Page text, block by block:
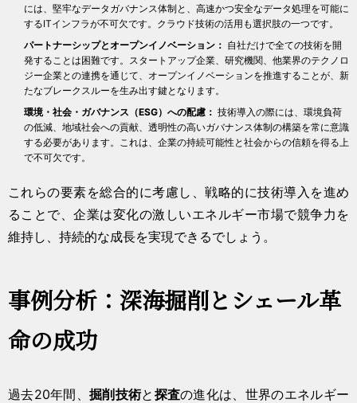
には、堅牢なデータガバナンス体制と、高速かつ安全なデータ処理を可能に
するITインフラが不可欠です。クラウド技術の活用も選択肢の一つです。
パートナーシップとオープンイノベーション： 自社だけで全ての技術を開
発することは困難です。スタートアップ企業、研究機関、他業界のテクノロ
ジー企業との連携を通じて、オープンイノベーションを推進することが、新
たなブレークスルーを生み出す鍵となります。
環境・社会・ガバナンス（ESG）への配慮： 技術導入の際には、環境負荷
の低減、地域社会への貢献、透明性の高いガバナンス体制の構築を常に意識
する必要があります。これは、企業の持続可能性と社会からの信頼を得る上
で不可欠です。
これらの要素を総合的に考慮し、戦略的に技術導入を進め
ることで、企業は変化の激しいエネルギー市場で競争力を
維持し、持続的な成長を実現できるでしょう。
事例分析：深海掘削とシェール革
命の成功
過去20年間、 掘削技術と 探査の進化は、世界のエネルギー